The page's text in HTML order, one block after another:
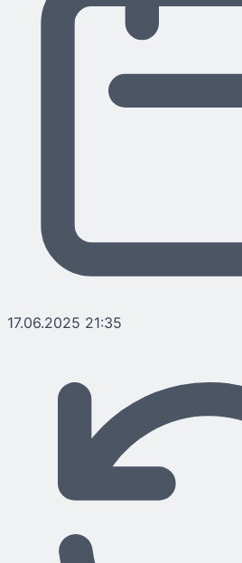
17.06.2025 21:35